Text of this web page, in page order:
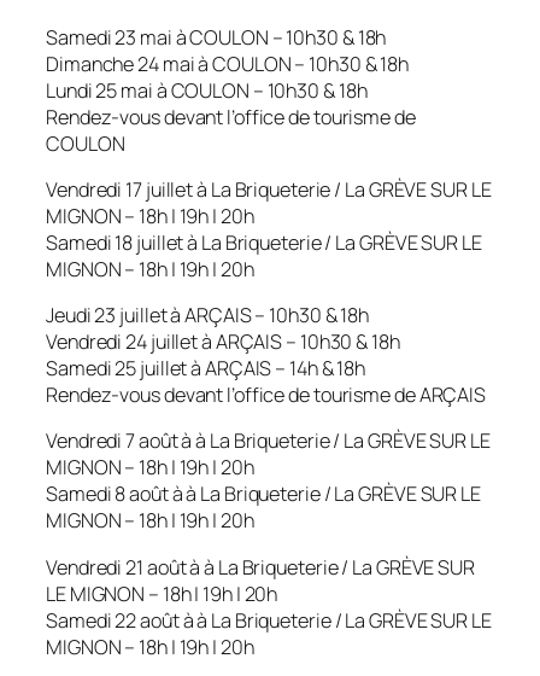
Samedi 23 mai à COULON – 10h30 & 18h
Dimanche 24 mai à COULON – 10h30 & 18h
Lundi 25 mai à COULON – 10h30 & 18h
Rendez-vous devant l’office de tourisme de
COULON
Vendredi 17 juillet à La Briqueterie / La GRÈVE SUR LE
MIGNON – 18h | 19h | 20h
Samedi 18 juillet à La Briqueterie / La GRÈVE SUR LE
MIGNON – 18h | 19h | 20h
Jeudi 23 juillet à ARÇAIS – 10h30 & 18h
Vendredi 24 juillet à ARÇAIS – 10h30 & 18h
Samedi 25 juillet à ARÇAIS – 14h & 18h
Rendez-vous devant l’office de tourisme de ARÇAIS
Vendredi 7 août à à La Briqueterie / La GRÈVE SUR LE
MIGNON – 18h | 19h | 20h
Samedi 8 août à à La Briqueterie / La GRÈVE SUR LE
MIGNON – 18h | 19h | 20h
Vendredi 21 août à à La Briqueterie / La GRÈVE SUR
LE MIGNON – 18h | 19h | 20h
Samedi 22 août à à La Briqueterie / La GRÈVE SUR LE
MIGNON – 18h | 19h | 20h